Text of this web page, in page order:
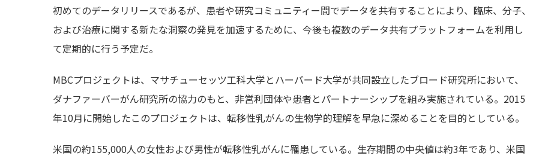
初めてのデータリリースであるが、患者や研究コミュニティー間でデータを共有することにより、臨床、分子、
および治療に関する新たな洞察の発見を加速するために、今後も複数のデータ共有プラットフォームを利用し
て定期的に行う予定だ。
MBCプロジェクトは、マサチューセッツ工科大学とハーバード大学が共同設立したブロード研究所において、
ダナファーバーがん研究所の協力のもと、非営利団体や患者とパートナーシップを組み実施されている。2015
年10月に開始したこのプロジェクトは、転移性乳がんの生物学的理解を早急に深めることを目的としている。
米国の約155,000人の女性および男性が転移性乳がんに罹患している。生存期間の中央値は約3年であり、米国